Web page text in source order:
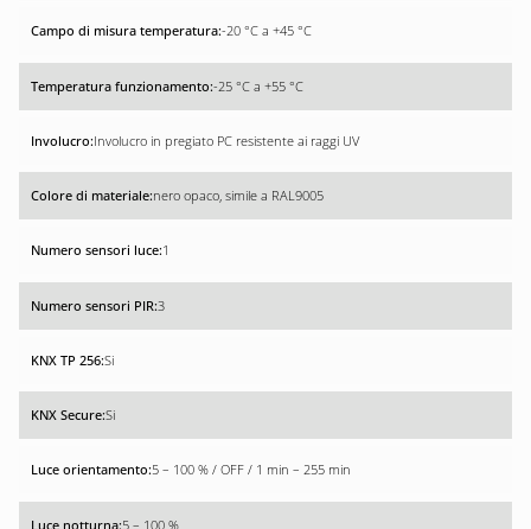
-20 °C a +45 °C
-25 °C a +55 °C
Involucro in pregiato PC resistente ai raggi UV
nero opaco, simile a RAL9005
1
3
Si
Si
5 – 100 % / OFF / 1 min – 255 min
5 – 100 %